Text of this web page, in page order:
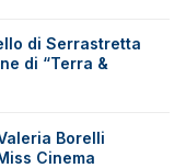
di Serrastretta
di “Terra &
Borelli
Cinema